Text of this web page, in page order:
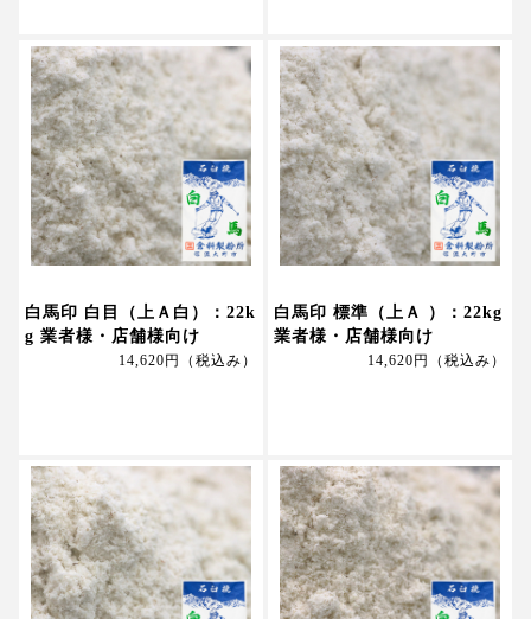
白馬印 白目（上Ａ白）：22k
g 業者様・店舗様向け
14,620円 （税込み）
白馬印 標準（上Ａ ）：22kg
業者様・店舗様向け
14,620円 （税込み）